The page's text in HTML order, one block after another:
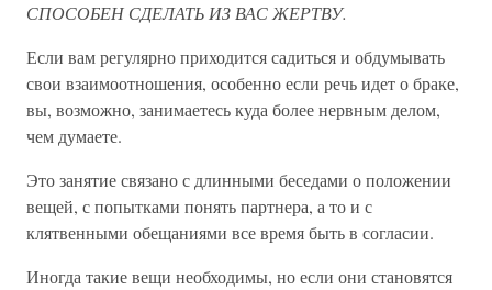
СПОСОБЕН СДЕЛАТЬ ИЗ ВАС ЖЕРТВУ.
Если вам регулярно приходится садиться и обдумывать
свои взаимоотношения, особенно если речь идет о браке,
вы, возможно, занимаетесь куда более нервным делом,
чем думаете.
Это занятие связано с длинными беседами о положении
вещей, с попытками понять партнера, а то и с
клятвенными обещаниями все время быть в согласии.
Иногда такие вещи необходимы, но если они становятся